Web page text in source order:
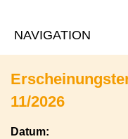
11/2026
Datum: